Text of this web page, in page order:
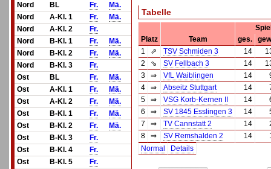
Nord
BL Fr.
Mä.
Nord
A-Kl. 1 Fr.
Mä.
Nord
A-Kl. 2
Fr.
Nord
B-Kl. 1 Fr.
Mä.
Nord
B-Kl. 2 Fr.
Mä.
Nord
B-Kl. 3
Fr.
Ost
BL Fr.
Mä.
Ost
A-Kl. 1 Fr.
Mä.
Ost
A-Kl. 2 Fr.
Mä.
Ost
B-Kl. 1 Fr.
Mä.
Ost
B-Kl. 2 Fr.
Mä.
Ost
B-Kl. 3
Fr.
Ost
B-Kl. 4
Fr.
Ost
B-Kl. 5
Fr.
Tabelle
Platz
Team ges.
1
⇗ TSV Schmiden 3 14
2
⇘ SV Fellbach 3 14
3
⇒ VfL Waiblingen 14
4
⇒ Abseitz Stuttgart 14
5
⇒ VSG Korb-Kernen II 14
6
⇒ SV 1845 Esslingen 3 14
7
⇒ TV Cannstatt 2 14
8
⇒ SV Remshalden 2 14
Normal
Details